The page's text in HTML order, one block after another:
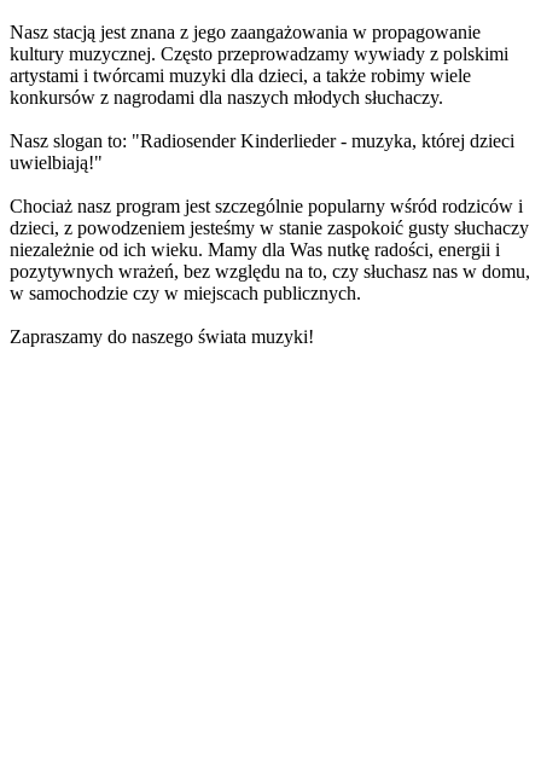
Nasz stacją jest znana z jego zaangażowania w propagowanie
kultury muzycznej. Często przeprowadzamy wywiady z polskimi
artystami i twórcami muzyki dla dzieci, a także robimy wiele
konkursów z nagrodami dla naszych młodych słuchaczy.
Nasz slogan to: "Radiosender Kinderlieder - muzyka, której dzieci
uwielbiają!"
Chociaż nasz program jest szczególnie popularny wśród rodziców i
dzieci, z powodzeniem jesteśmy w stanie zaspokoić gusty słuchaczy
niezależnie od ich wieku. Mamy dla Was nutkę radości, energii i
pozytywnych wrażeń, bez względu na to, czy słuchasz nas w domu,
w samochodzie czy w miejscach publicznych.
Zapraszamy do naszego świata muzyki!